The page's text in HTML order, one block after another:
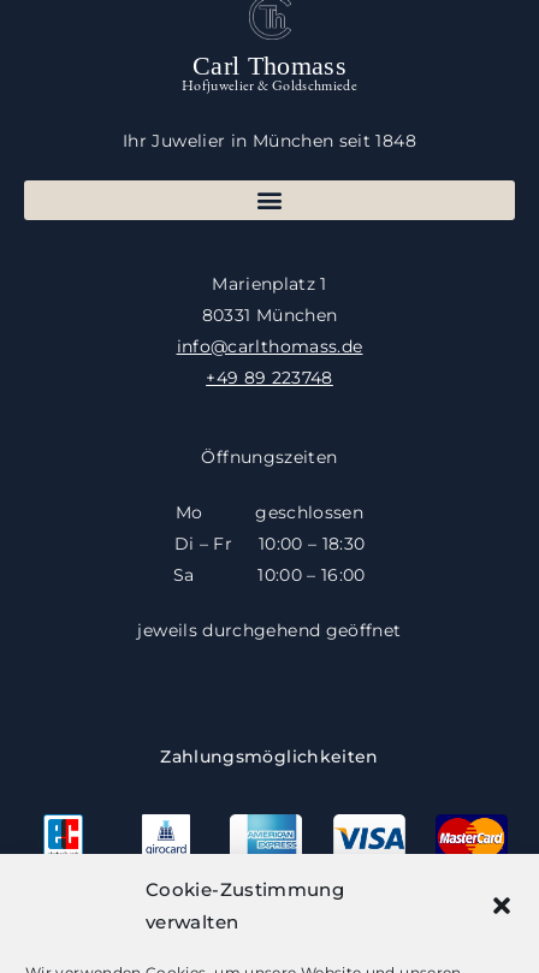
Cookie-Zustimmung
verwalten
Carl Thomass
Hofjuwelier & Goldschmiede
Ihr Juwelier in München seit 1848
Marienplatz 1
80331 München
info@carlthomass.de
+49 89 223748
Öffnungszeiten
Mo geschlossen
Di – Fr 10:00 – 18:30
​​Sa 10:00 – 16:00
jeweils durchgehend geöffnet
Zahlungsmöglichkeiten